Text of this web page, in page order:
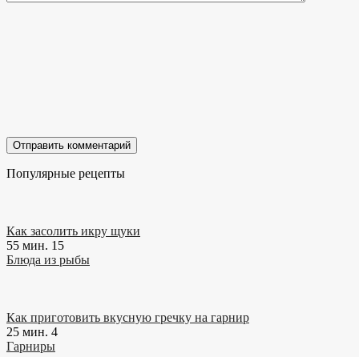
Популярные рецепты
Как засолить икру щуки
55 мин. 15
Блюда из рыбы
Как приготовить вкусную гречку на гарнир
25 мин. 4
Гарниры